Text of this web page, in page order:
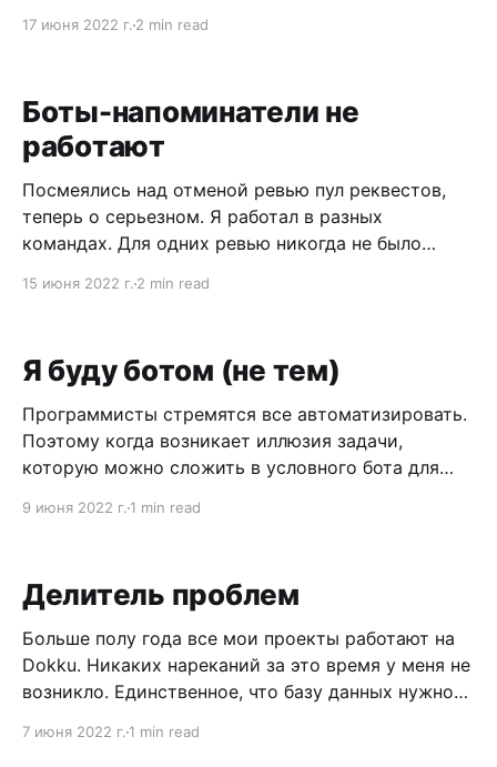
стоит идти против себя надеясь, что стерпится —
слюбится. Поэтому далее по тексту “нанимайте”
17 июня 2022 г. 2 min read
Боты-напоминатели не
работают
Посмеялись над отменой ревью пул реквестов,
теперь о серьезном. Я работал в разных
командах. Для одних ревью никогда не было
данные. В других были люди, которым
15 июня 2022 г. 2 min read
Я буду ботом (не тем)
Программисты стремятся все автоматизировать.
Поэтому когда возникает иллюзия задачи,
которую можно сложить в условного бота для
решение попроще — регистрируешься
на make.com 💰, собираешь
9 июня 2022 г. 1 min read
Делитель проблем
Больше полу года все мои проекты работают на
Dokku. Никаких нареканий за это время у меня не
возникло. Единственное, что базу данных нужно
7 июня 2022 г. 1 min read